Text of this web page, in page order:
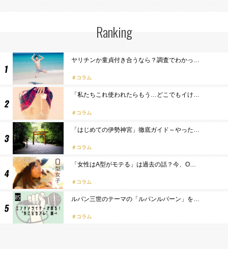
Ranking
ヤリチンか童貞付き合うなら？調査でわかっ…
コラム
「私たちこれ使われたらもう…どこでもイけ…
コラム
「はじめての伊勢神宮」徹底ガイド～やった…
コラム
「女性はA型がモテる」は過去の話？今、O…
コラム
ルパン三世のテーマの「ルパンルパーン」を…
コラム